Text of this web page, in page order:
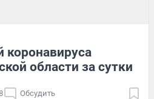
коронавируса
области за сутки
Обсудить